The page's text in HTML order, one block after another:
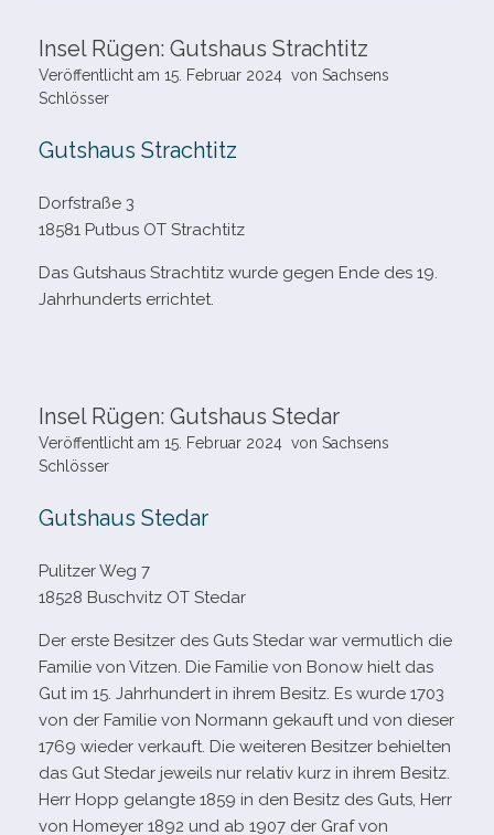
Insel Rügen: Gutshaus Strachtitz
Veröffentlicht am 15. Februar 2024 von Sachsens
Schlösser
Gutshaus Strachtitz
Dorfstraße 3
18581 Putbus OT Strachtitz
Das Gutshaus Strachtitz wurde gegen Ende des 19.
Jahrhunderts errichtet.
Insel Rügen: Gutshaus Stedar
Veröffentlicht am 15. Februar 2024 von Sachsens
Schlösser
Gutshaus Stedar
Pulitzer Weg 7
18528 Buschvitz OT Stedar
Der erste Besitzer des Guts Stedar war ver­mut­lich die
Familie von Vitzen. Die Familie von Bonow hielt das
Gut im 15. Jahrhundert in ihrem Besitz. Es wurde 1703
von der Familie von Normann gekauft und von die­ser
1769 wie­der ver­kauft. Die wei­te­ren Besitzer behiel­ten
das Gut Stedar jeweils nur rela­tiv kurz in ihrem Besitz.
Herr Hopp gelangte 1859 in den Besitz des Guts, Herr
von Homeyer 1892 und ab 1907 der Graf von